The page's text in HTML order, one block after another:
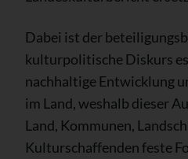
Dabei ist der
kulturpolitische Diskurs
nachhaltige Entwicklung
im Land, weshalb dieser
Land, Kommunen,
Kulturschaffenden feste